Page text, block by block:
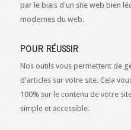
par le biais d'un site web bien
modernes du web.
POUR RÉUSSIR
Nos outils vous permettent de
d'articles sur votre site. Cela
100% sur le contenu de votre
simple et accessible.